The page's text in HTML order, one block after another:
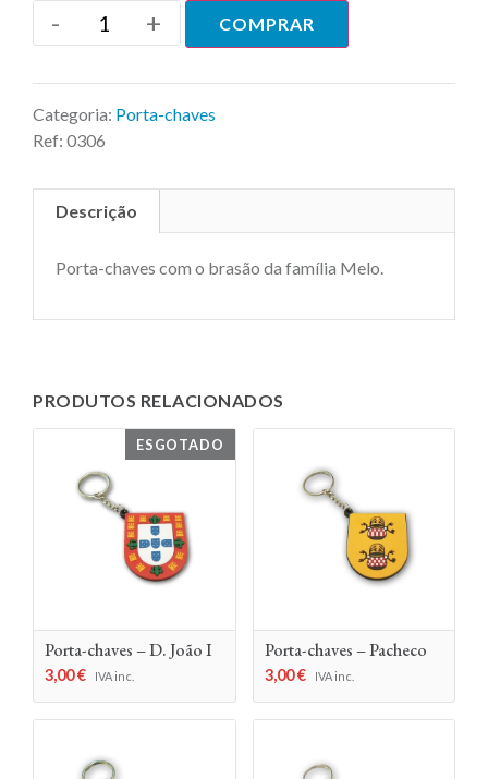
- + COMPRAR
Categoria: Porta-chaves
Ref: 0306
Descrição
Porta-chaves com o brasão da família Melo.
PRODUTOS RELACIONADOS
ESGOTADO
Porta-chaves – D. João I
3,00€ IVA inc.
Porta-chaves – Pacheco
3,00€ IVA inc.